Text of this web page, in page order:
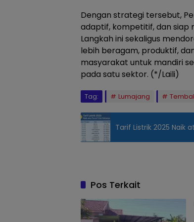
Dengan strategi tersebut,
adaptif, kompetitif, dan siap
Langkah ini sekaligus
lebih beragam, produktif,
masyarakat untuk mandiri
pada satu sektor. (*/Laili)
Tag: Lumajang
Tarif Listrik 2025 Naik
Pos Terkait